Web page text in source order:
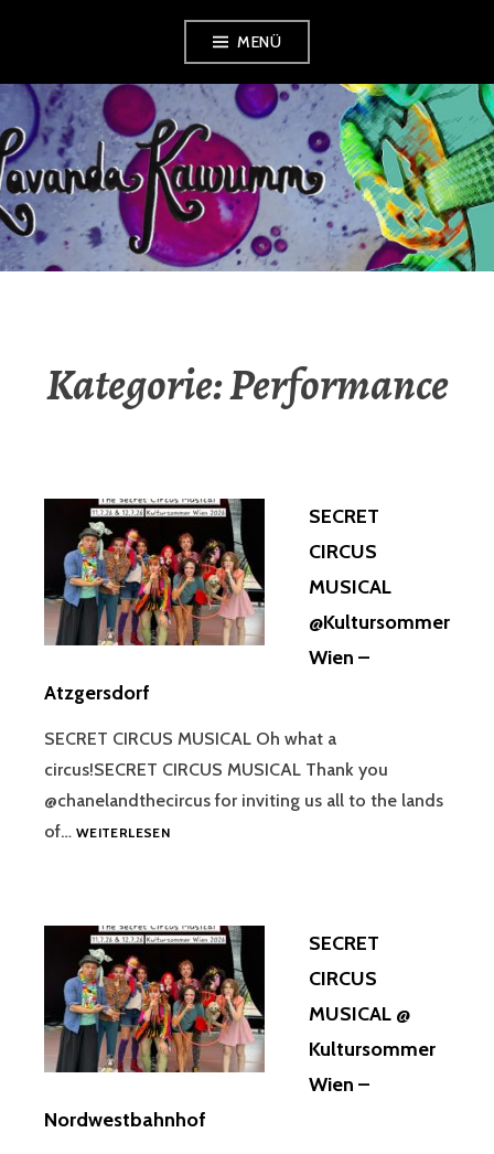
springen
MENÜ
LAVANDA
KAWUMM
Kategorie:Performance
SECRET
CIRCUS
MUSICAL
@Kultursommer
Wien –
Atzgersdorf
SECRET CIRCUS MUSICAL Oh what a
circus!SECRET CIRCUS MUSICAL Thank you
@chanelandthecircus for inviting us all to the lands
of… WEITERLESENSECRET
–
ATZGERSDORF
SECRET
CIRCUS
MUSICAL @
Kultursommer
Wien –
Nordwestbahnhof